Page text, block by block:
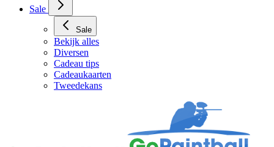
Sale
Sale
Bekijk alles
Diversen
Cadeau tips
Cadeaukaarten
Tweedekans